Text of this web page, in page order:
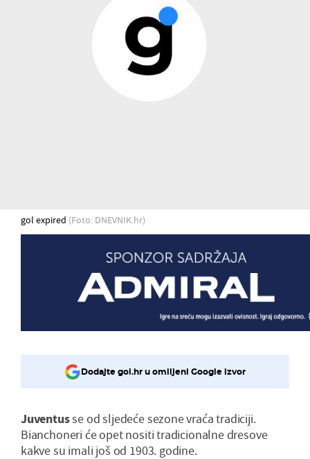
gol expired (Foto: DNEVNIK.hr)
Dodajte gol.hr u omiljeni Google izvor
Juventusse od sljedeće sezone vraća tradiciji.
Bianchoneri će opet nositi tradicionalne dresove
kakve su imali još od 1903. godine.